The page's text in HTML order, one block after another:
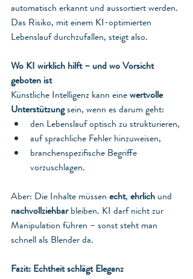
automatisch erkannt und aussortiert werden.
Das Risiko, mit einem KI-optimierten
Lebenslauf durchzufallen, steigt also.
Wo KI wirklich hilft – und wo Vorsicht
geboten ist
Künstliche Intelligenz kann eine wertvolle
Unterstützung sein, wenn es darum geht:
den Lebenslauf optisch zu strukturieren,
auf sprachliche Fehler hinzuweisen,
branchenspezifische Begriffe
vorzuschlagen.
Aber: Die Inhalte müssen echt, ehrlich und
nachvollziehbar bleiben. KI darf nicht zur
Manipulation führen – sonst steht man
schnell als Blender da.
Fazit: Echtheit schlägt Eleganz